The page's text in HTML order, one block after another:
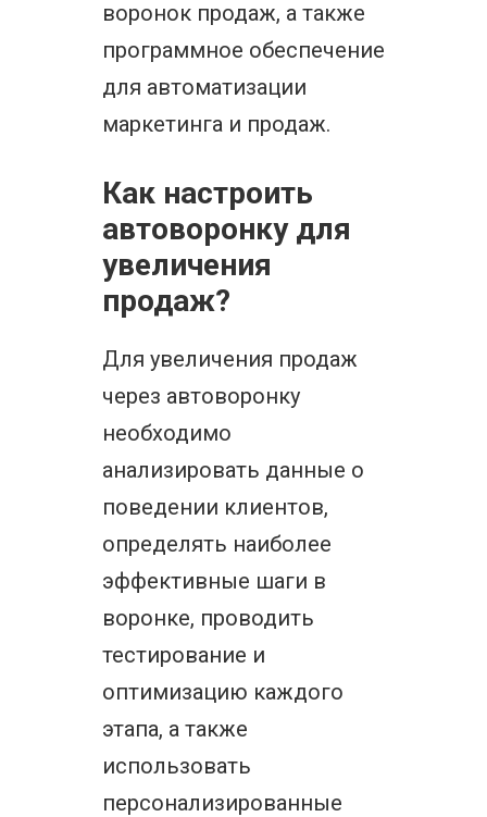
воронок продаж, а также
программное обеспечение
для автоматизации
маркетинга и продаж.
Как настроить
автоворонку для
увеличения
продаж?
Для увеличения продаж
через автоворонку
необходимо
анализировать данные о
поведении клиентов,
определять наиболее
эффективные шаги в
воронке, проводить
тестирование и
оптимизацию каждого
этапа, а также
использовать
персонализированные